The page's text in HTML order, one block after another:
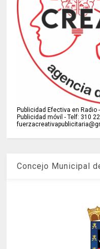
Publicidad Efectiva en
Publicidad móvil - Telf: 310
Concejo Municipal